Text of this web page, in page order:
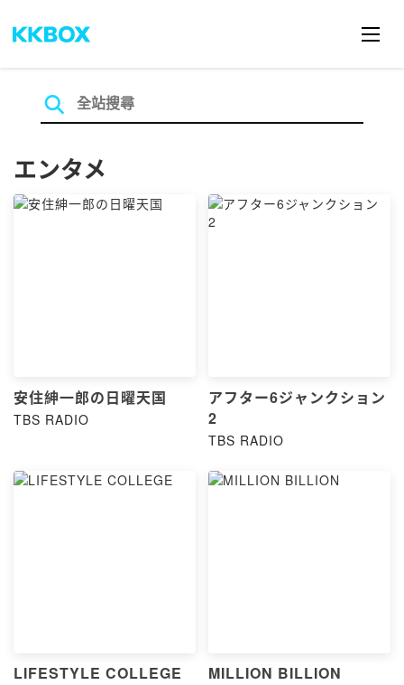
エンタメ
安住紳一郎の日曜天国
TBS RADIO
アフター6ジャンクション
2
TBS RADIO
LIFESTYLE COLLEGE MILLION BILLION